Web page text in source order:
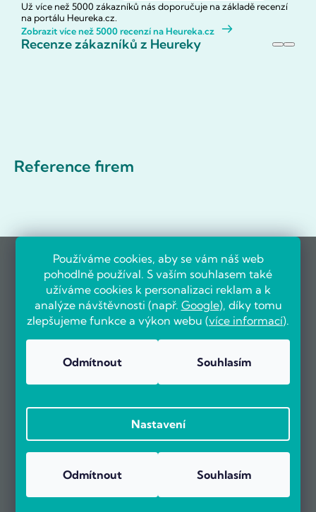
Používáme cookies, aby se vám náš web
pohodlně používal. S vaším souhlasem také
užíváme cookies k personalizaci reklam a k
analýze návštěvnosti (např. Google), díky tomu
zlepšujeme funkce a výkon webu (více informací).
Odmítnout Souhlasím
Nastavení
Odmítnout Souhlasím
Už více než 5000 zákazníků nás doporučuje na základě recenzí
na portálu Heureka.cz.
Zobrazit více než 5000 recenzí na Heureka.cz
Recenze zákazníků z Heureky
Reference firem